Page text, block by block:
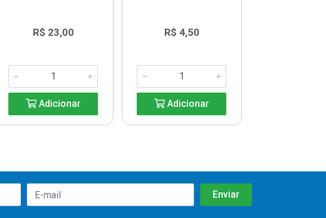
R$ 23,00
Adicionar
R$ 4,50
Adicionar